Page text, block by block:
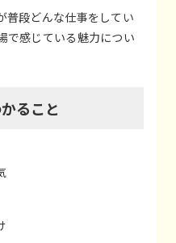
普段どんな仕事をしてい
で感じている魅力につい
ること